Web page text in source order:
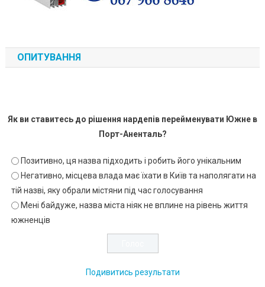
ОПИТУВАННЯ
Як ви ставитесь до рішення нардепів перейменувати Южне в
Порт-Аненталь?
Позитивно, ця назва підходить і робить його унікальним
Негативно, місцева влада має їхати в Київ та наполягати на
тій назві, яку обрали містяни під час голосування
Мені байдуже, назва міста ніяк не вплине на рівень життя
южненців
Подивитись результати